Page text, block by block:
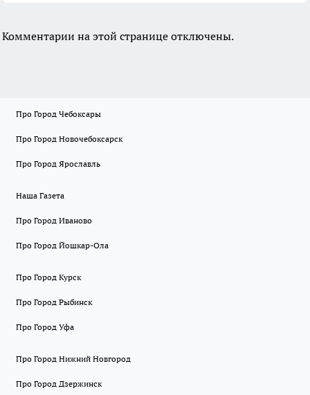
Комментарии на этой странице отключены.
Про Город Чебоксары
Про Город Новочебоксарск
Про Город Ярославль
Наша Газета
Про Город Иваново
Про Город Йошкар-Ола
Про Город Курск
Про Город Рыбинск
Про Город Уфа
Про Город Нижний Новгород
Про Город Дзержинск